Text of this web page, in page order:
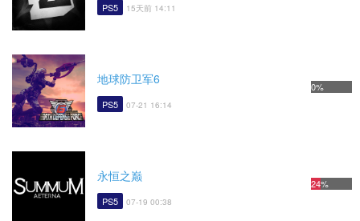
PS5 15天前 14:11
地球防卫军6
PS5 07-21 16:14
0%
永恒之巅
PS5 07-19 00:38
24%